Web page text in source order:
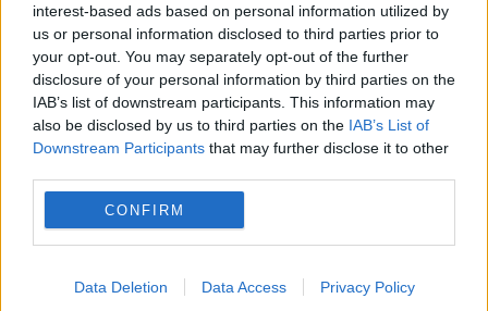
interest-based ads based on personal information utilized by
us or personal information disclosed to third parties prior to
your opt-out. You may separately opt-out of the further
disclosure of your personal information by third parties on the
IAB’s list of downstream participants. This information may
also be disclosed by us to third parties on the IAB’s List of
Downstream Participants that may further disclose it to other
CONFIRM
Data Deletion Data Access Privacy Policy
Trebuie să fii autentificat pentru a